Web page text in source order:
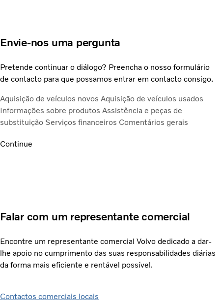
Envie-nos uma pergunta
Pretende continuar o diálogo? Preencha o nosso formulário
de contacto para que possamos entrar em contacto consigo.
Aquisição de veículos novos Aquisição de veículos usados
Informações sobre produtos Assistência e peças de
substituição Serviços financeiros Comentários gerais
Continue
Falar com um representante comercial
Encontre um representante comercial Volvo dedicado a dar-
lhe apoio no cumprimento das suas responsabilidades diárias
da forma mais eficiente e rentável possível.
Contactos comerciais locais